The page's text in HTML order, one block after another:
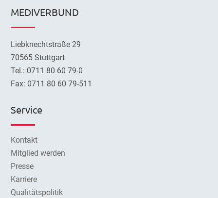
MEDIVERBUND
Liebknechtstraße 29
70565 Stuttgart
Tel.: 0711 80 60 79-0
Fax: 0711 80 60 79-511
Service
Kontakt
Mitglied werden
Presse
Karriere
Qualitätspolitik